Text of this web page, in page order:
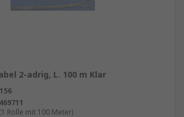
2-adrig, L. 100 m Klar
Rolle mit 100 Meter)